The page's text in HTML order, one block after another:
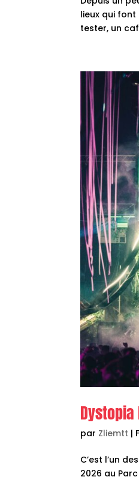
lieux qui
tester, un
par Zliemtt |
C’est l’un
2026 au